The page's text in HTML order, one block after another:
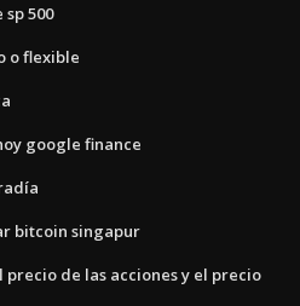
500
o flexible
google finance
bitcoin singapur
de las acciones y el precio